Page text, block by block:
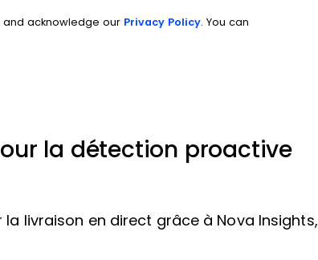
acknowledge our Privacy Policy. You can
la détection proactive
livraison en direct grâce à Nova Insights,